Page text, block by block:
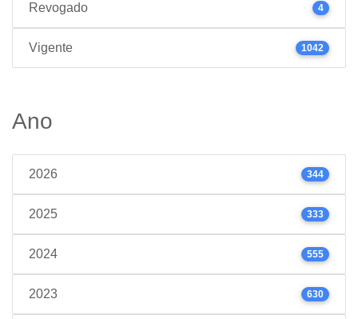
Revogado 4
Vigente 1042
Ano
2026 344
2025 333
2024 555
2023 630